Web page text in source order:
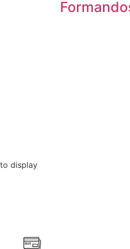
display